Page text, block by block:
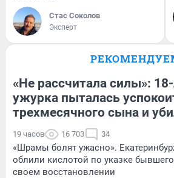
Стас Соколов
Эксперт
«Не рассчитала силы»:
ужурка пыталась
трехмесячного сына и
19 часов 16 703 34
«Шрамы болят ужасно».
облили кислотой по указке
своем восстановлении